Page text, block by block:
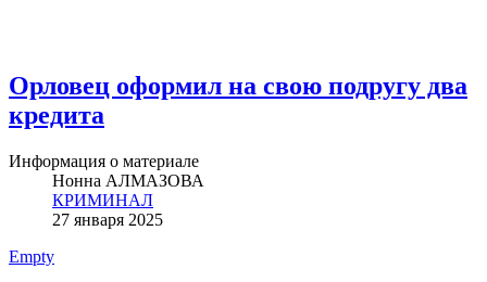
Орловец оформил на свою подругу два
кредита
Информация о материале
Нонна АЛМАЗОВА
КРИМИНАЛ
27 января 2025
Empty